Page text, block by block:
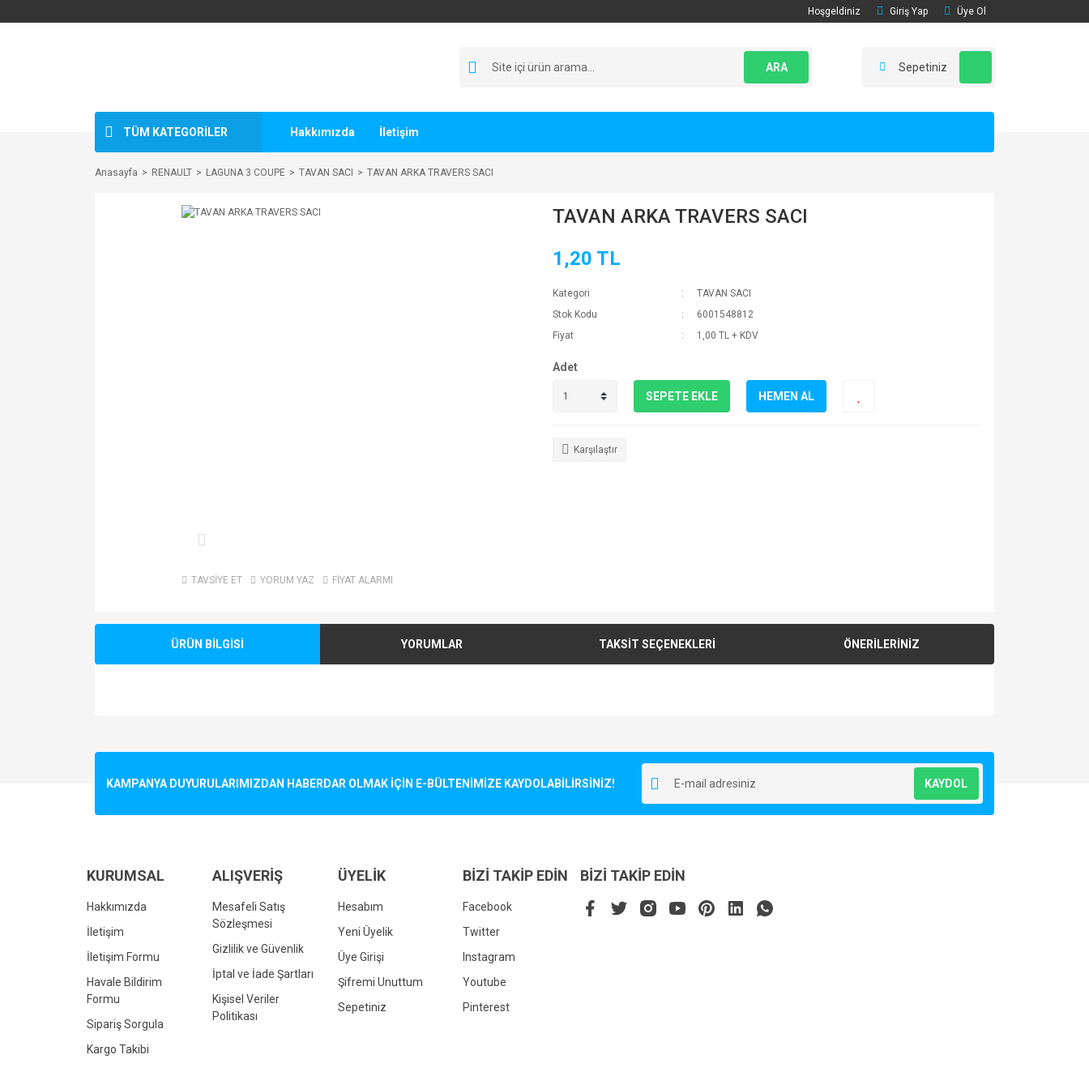
Hoşgeldiniz Giriş Yap Üye Ol
ARA Sepetiniz
TÜM KATEGORİLER Hakkımızda İletişim
Anasayfa RENAULT LAGUNA 3 COUPE TAVAN SACI TAVAN ARKA TRAVERS SACI
TAVSİYE ET YORUM YAZ FİYAT ALARMI
TAVAN ARKA TRAVERS SACI
1,20 TL
Kategori
TAVAN SACI
Stok Kodu
6001548812
Fiyat
1,00 TL + KDV
Adet
SEPETE EKLE HEMEN AL
Karşılaştır
ÜRÜN BİLGİSİ YORUMLAR TAKSİT SEÇENEKLERİ ÖNERİLERİNİZ
Ürün resmi kalitesiz, bozuk veya görüntülenemiyor.
Bu ürüne benzer farklı alternatifler olmalı.
KAMPANYA DUYURULARIMIZDAN HABERDAR OLMAK İÇİN E-BÜLTENİMİZE KAYDOLABİLİRSİNİZ! KAYDOL
KURUMSAL
Hakkımızda
İletişim
İletişim Formu
Havale Bildirim
Formu
Sipariş Sorgula
Kargo Takibi
ALIŞVERİŞ
Mesafeli Satış
Sözleşmesi
Gizlilik ve Güvenlik
İptal ve İade Şartları
Kişisel Veriler
Politikası
ÜYELİK
Hesabım
Yeni Üyelik
Üye Girişi
Şifremi Unuttum
Sepetiniz
BİZİ TAKİP EDİN
Facebook
Twitter
Instagram
Youtube
Pinterest
BİZİ TAKİP EDİN